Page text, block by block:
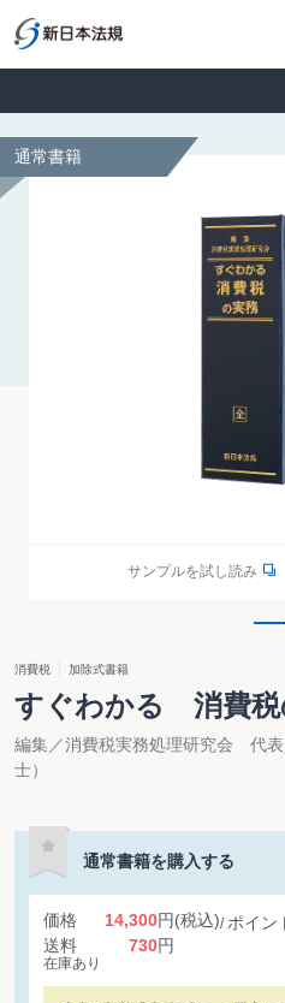
通常書籍
サンプルを試し読み
消費税 加除式書籍
すぐわかる 消費税
編集／消費税実務処理研究会 代
士）
通常書籍を購入する
価格 14,300円(税込) ポイン
送料 730円
在庫あり